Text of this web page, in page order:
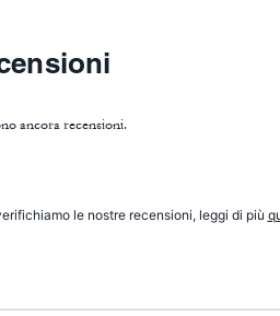
ancora recensioni.
le nostre recensioni, leggi di più